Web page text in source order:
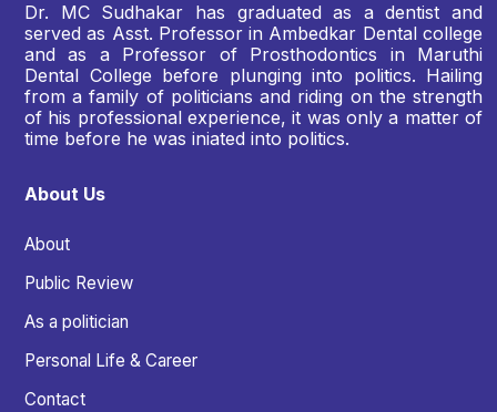
Dr. MC Sudhakar has graduated as a dentist and
served as Asst. Professor in Ambedkar Dental college
and as a Professor of Prosthodontics in Maruthi
Dental College before plunging into politics. Hailing
from a family of politicians and riding on the strength
of his professional experience, it was only a matter of
time before he was iniated into politics.
About Us
About
Public Review
As a politician
Personal Life & Career
Contact